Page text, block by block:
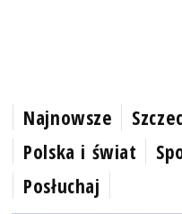
Najnowsze
Polska i świat
Posłuchaj